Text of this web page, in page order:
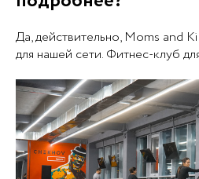
Да, действительно, Moms and
для нашей сети. Фитнес-клуб